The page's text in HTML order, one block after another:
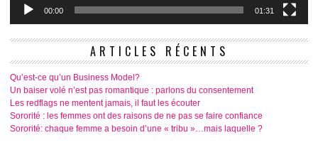
00:00 01:31
ARTICLES RÉCENTS
Qu’est-ce qu’un Business Model?
Un baiser volé n’est pas romantique : parlons du consentement
Les redflags ne mentent jamais, il faut les écouter
Sororité : les femmes ont des raisons de ne pas se faire confiance
Sororité: chaque femme a besoin d’une « tribu »…mais laquelle ?